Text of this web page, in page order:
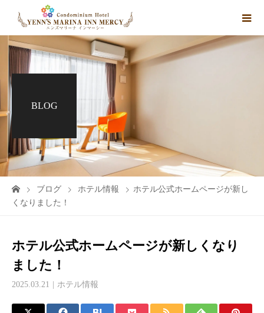
BLOG
ブログ ホテル情報
ホテル公式ホームページが新し
くなりました！
ホテル公式ホームページが新しくなり
ました！
2025.03.21 ホテル情報